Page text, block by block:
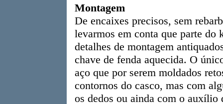
Montagem
De encaixes precisos, sem
levarmos em conta que parte do
detalhes de montagem
chave de fenda aquecida. O
aço que por serem moldados
contornos do casco, mas com
os dedos ou ainda com o auxílio